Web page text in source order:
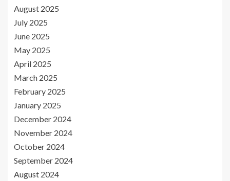
August 2025
July 2025
June 2025
May 2025
April 2025
March 2025
February 2025
January 2025
December 2024
November 2024
October 2024
September 2024
August 2024